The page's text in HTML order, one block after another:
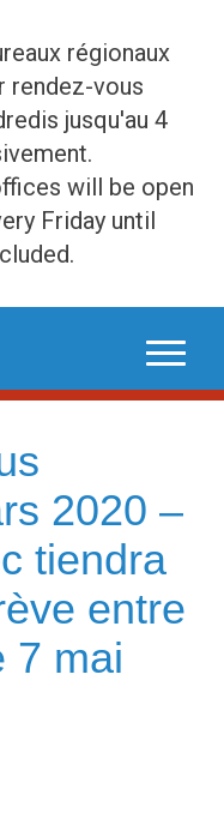
régionaux
rendez-vous
jusqu'au 4
will be open
Friday until
2020 –
tiendra
entre
7 mai